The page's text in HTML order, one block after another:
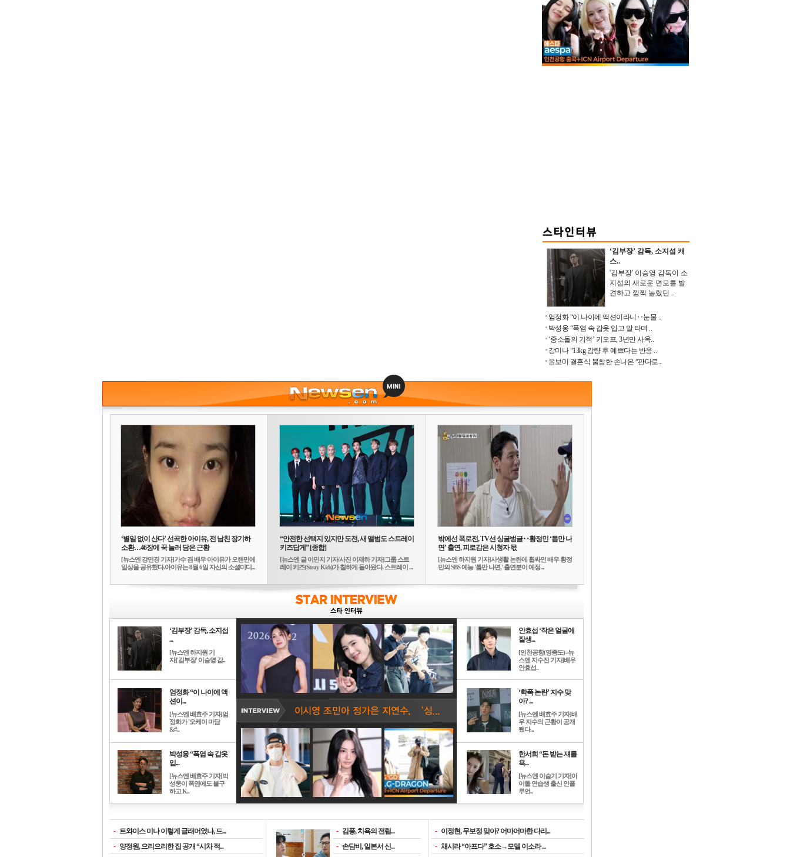
‘김부장’ 감독, 소지섭 캐
스..
'김부장' 이승영 감독이 소
지섭의 새로운 면모를 발
견하고 깜짝 놀랐던 ..
엄정화 “이 나이에 액션이라니‥눈물 ..
박성웅 “폭염 속 갑옷 입고 말 타며 ..
‘중소돌의 기적’ 키오프, 3년만 사옥..
강미나 “13kg 감량 후 예쁘다는 반응 ..
윤보미 결혼식 불참한 손나은 “판다로..
‘별일 없이 산다’ 선곡한 아이유, 전 남친 장기하
소환…46장에 꾹 눌러 담은 근황
[뉴스엔 강민경 기자]가수 겸 배우 아이유가 오랜만에
일상을 공유했다.아이유는 8월 6일 자신의 소셜미디...
“안전한 선택지 있지만 도전, 새 앨범도 스트레이
키즈답게” [종합]
[뉴스엔 글 이민지 기자/사진 이재하 기자]그룹 스트
레이 키즈(Stray Kids)가 칠하게 돌아왔다. 스트레이 ...
밖에선 폭로전, TV선 싱글벙글‥황정민 ‘틈만 나
면’ 출연, 피로감은 시청자 몫
[뉴스엔 하지원 기자]사생활 논란에 휩싸인 배우 황정
민의 SBS 예능 '틈만 나면,' 출연분이 예정...
‘김부장’ 감독, 소지섭
...
[뉴스엔 하지원 기
자]'김부장' 이승영 감..
엄정화 “이 나이에 액
션이...
[뉴스엔 배효주 기자]엄
정화가 '오케이 마담
&#..
박성웅 “폭염 속 갑옷
입...
[뉴스엔 배효주 기자]박
성웅이 폭염에도 불구
하고 K..
안효섭 ‘작은 얼굴에
잘생...
[인천공항(영종도)=뉴
스엔 지수진 기자]배우
안효섭..
‘학폭 논란’ 지수 맞
아? ...
[뉴스엔 배효주 기자]배
우 지수의 근황이 공개
됐다...
한서희 “돈 받는 쟤를
욕...
[뉴스엔 이슬기 기자]아
이돌 연습생 출신 인플
루언..
- 트와이스 미나 이렇게 글래머였나, 드...
- 양정원, 으리으리한 집 공개 “시차 적...
- 김풍, 치욕의 전립...
- 손담비, 일본서 신...
- 이정현, 무보정 맞아? 어마어마한 다리...
- 채시라 “아프다” 호소→모델 이소라 ...